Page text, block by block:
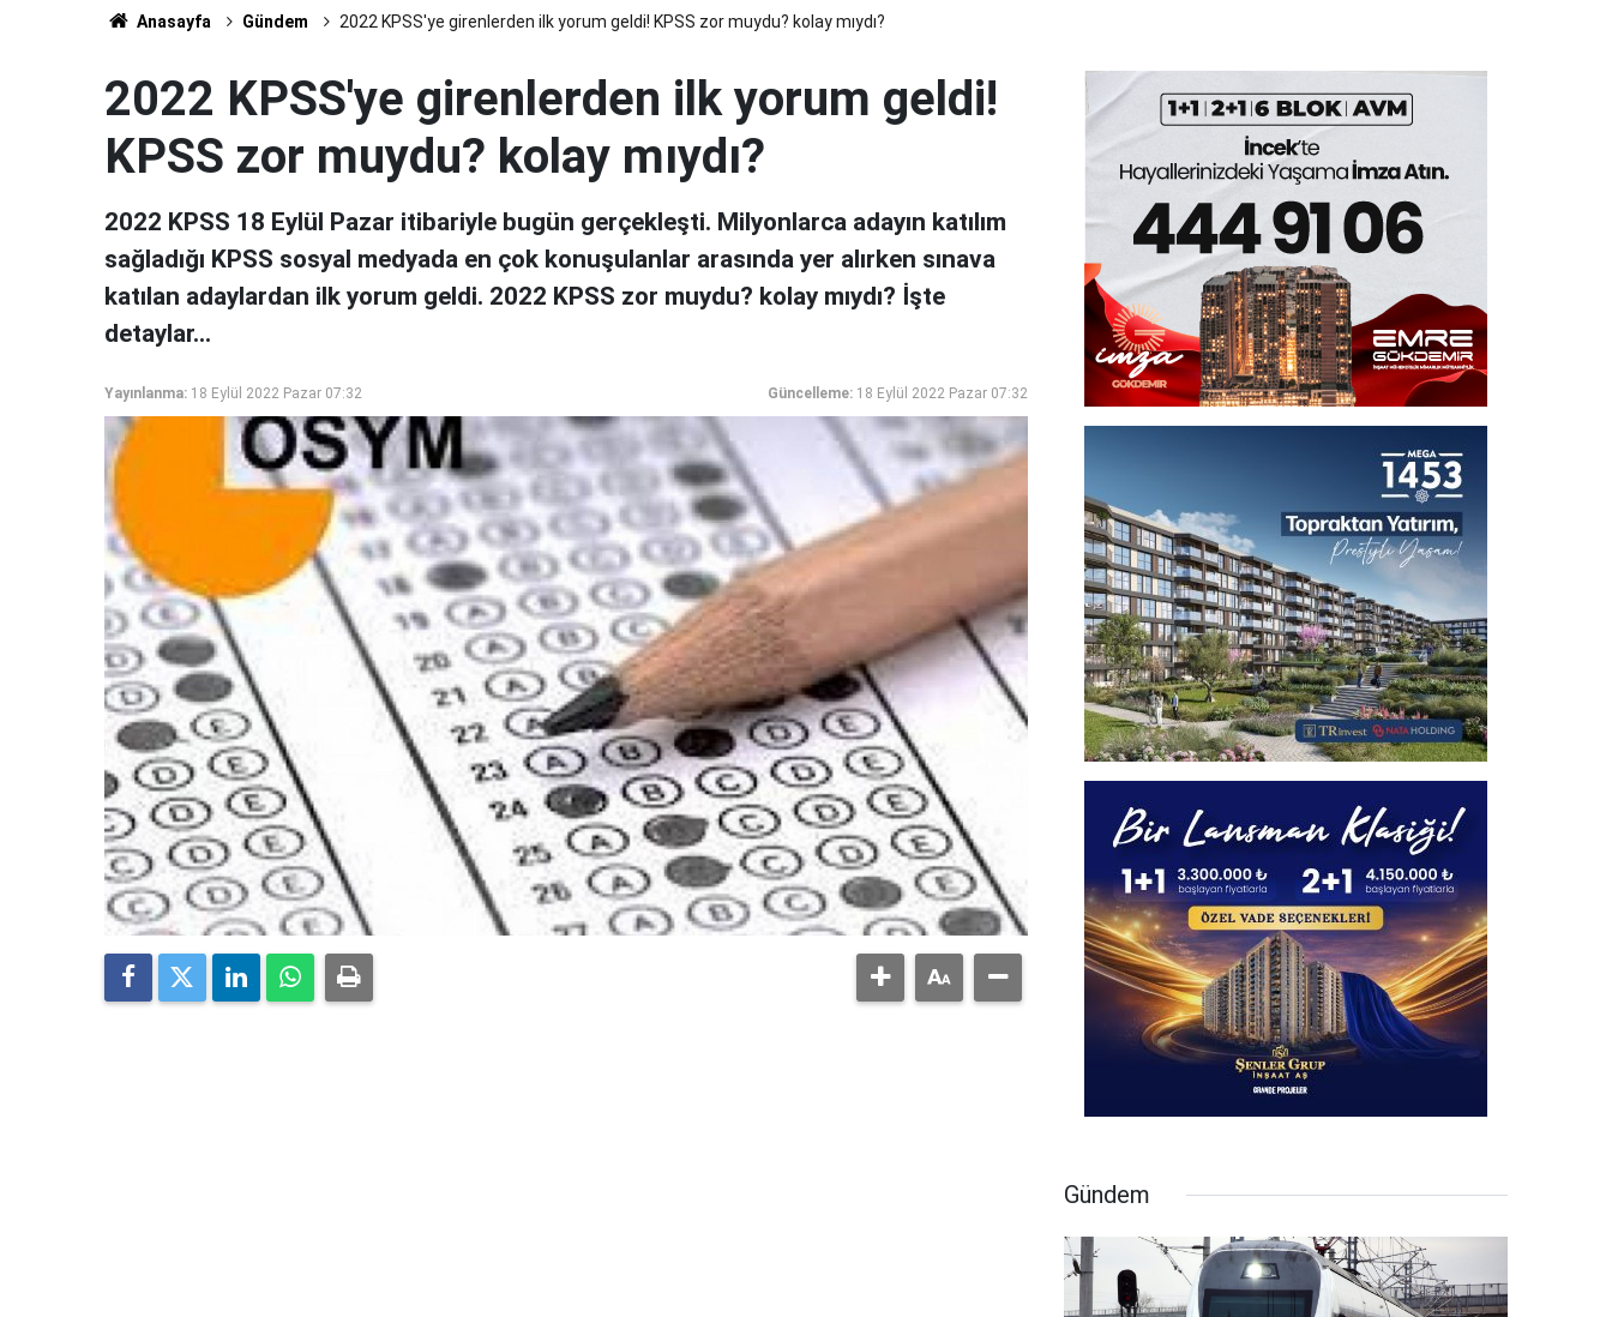
Anasayfa Gündem 2022 KPSS'ye girenlerden ilk yorum geldi! KPSS zor muydu? kolay mıydı?
2022 KPSS'ye girenlerden ilk yorum geldi!
KPSS zor muydu? kolay mıydı?
2022 KPSS 18 Eylül Pazar itibariyle bugün gerçekleşti. Milyonlarca adayın katılım
sağladığı KPSS sosyal medyada en çok konuşulanlar arasında yer alırken sınava
katılan adaylardan ilk yorum geldi. 2022 KPSS zor muydu? kolay mıydı? İşte
detaylar...
Yayınlanma: 18 Eylül 2022 Pazar 07:32 Güncelleme: 18 Eylül 2022 Pazar 07:32
Gündem